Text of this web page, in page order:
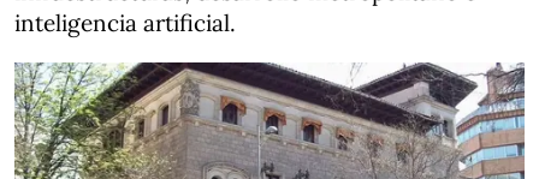
inteligencia artificial.